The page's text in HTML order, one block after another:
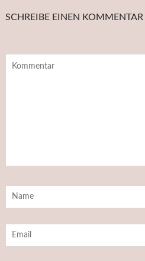
SCHREIBE EINEN KOMMENTAR